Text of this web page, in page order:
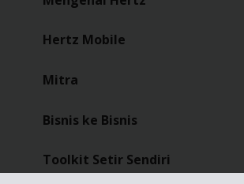
Hertz Mobile
Mitra
Bisnis ke Bisnis
Toolkit Setir Sendiri